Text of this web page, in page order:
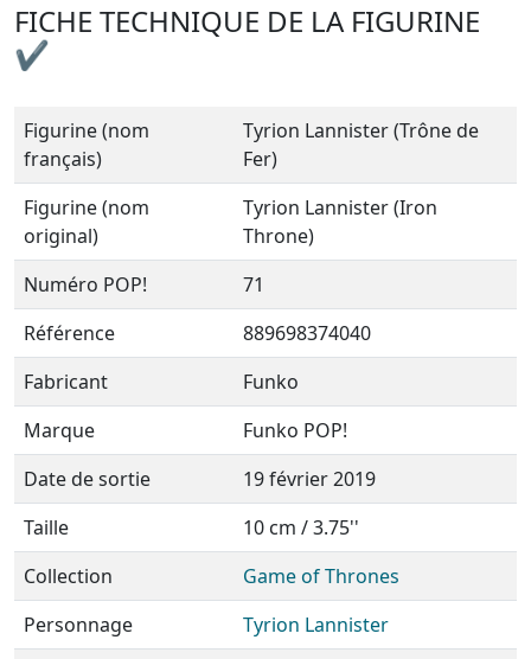
FICHE TECHNIQUE DE LA FIGURINE
✔
Figurine (nom
français)
Tyrion Lannister (Trône de
Fer)
Figurine (nom
original)
Tyrion Lannister (Iron
Throne)
Numéro POP!
71
Référence
889698374040
Fabricant
Funko
Marque
Funko POP!
Date de sortie
19 février 2019
Taille
10 cm / 3.75''
Collection
Game of Thrones
Personnage
Tyrion Lannister